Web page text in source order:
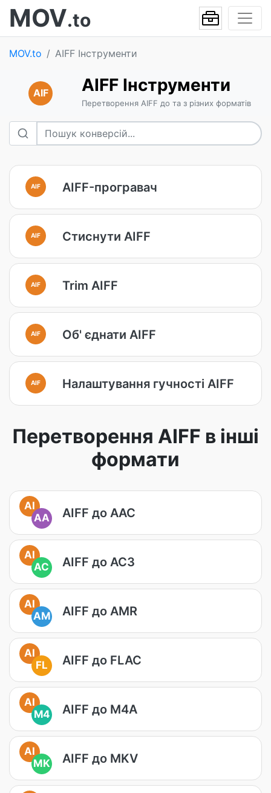
MOV.to
MOV.to AIFF Інструменти
AIF AIFF Інструменти
Перетворення AIFF до та з різних форматів
AIF AIFF-програвач
AIF Стиснути AIFF
AIF Trim AIFF
AIF Об' єднати AIFF
AIF Налаштування гучності AIFF
Перетворення AIFF в інші
формати
AI
AA
AIFF до AAC
AI
AC
AIFF до AC3
AI
AM
AIFF до AMR
AI
FL
AIFF до FLAC
AI
M4
AIFF до M4A
AI
MK
AIFF до MKV